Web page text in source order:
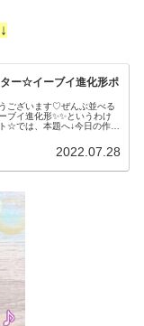
ー☆イーブイ進化形ポ
ございます♡ぜんぶ並べる
ブイ進化形✨✨というわけ
☆では、本題へ↓今日の作品
2022.07.28